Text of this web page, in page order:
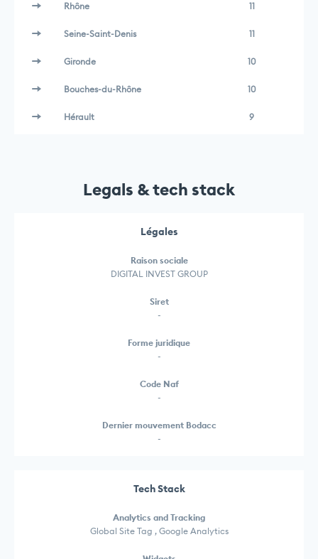
Rhône 11
Seine-Saint-Denis 11
Gironde 10
Bouches-du-Rhône 10
Hérault 9
Legals & tech stack
Légales
Raison sociale
DIGITAL INVEST GROUP
Siret
-
Forme juridique
-
Code Naf
-
Dernier mouvement Bodacc
-
Tech Stack
Analytics and Tracking
Global Site Tag , Google Analytics